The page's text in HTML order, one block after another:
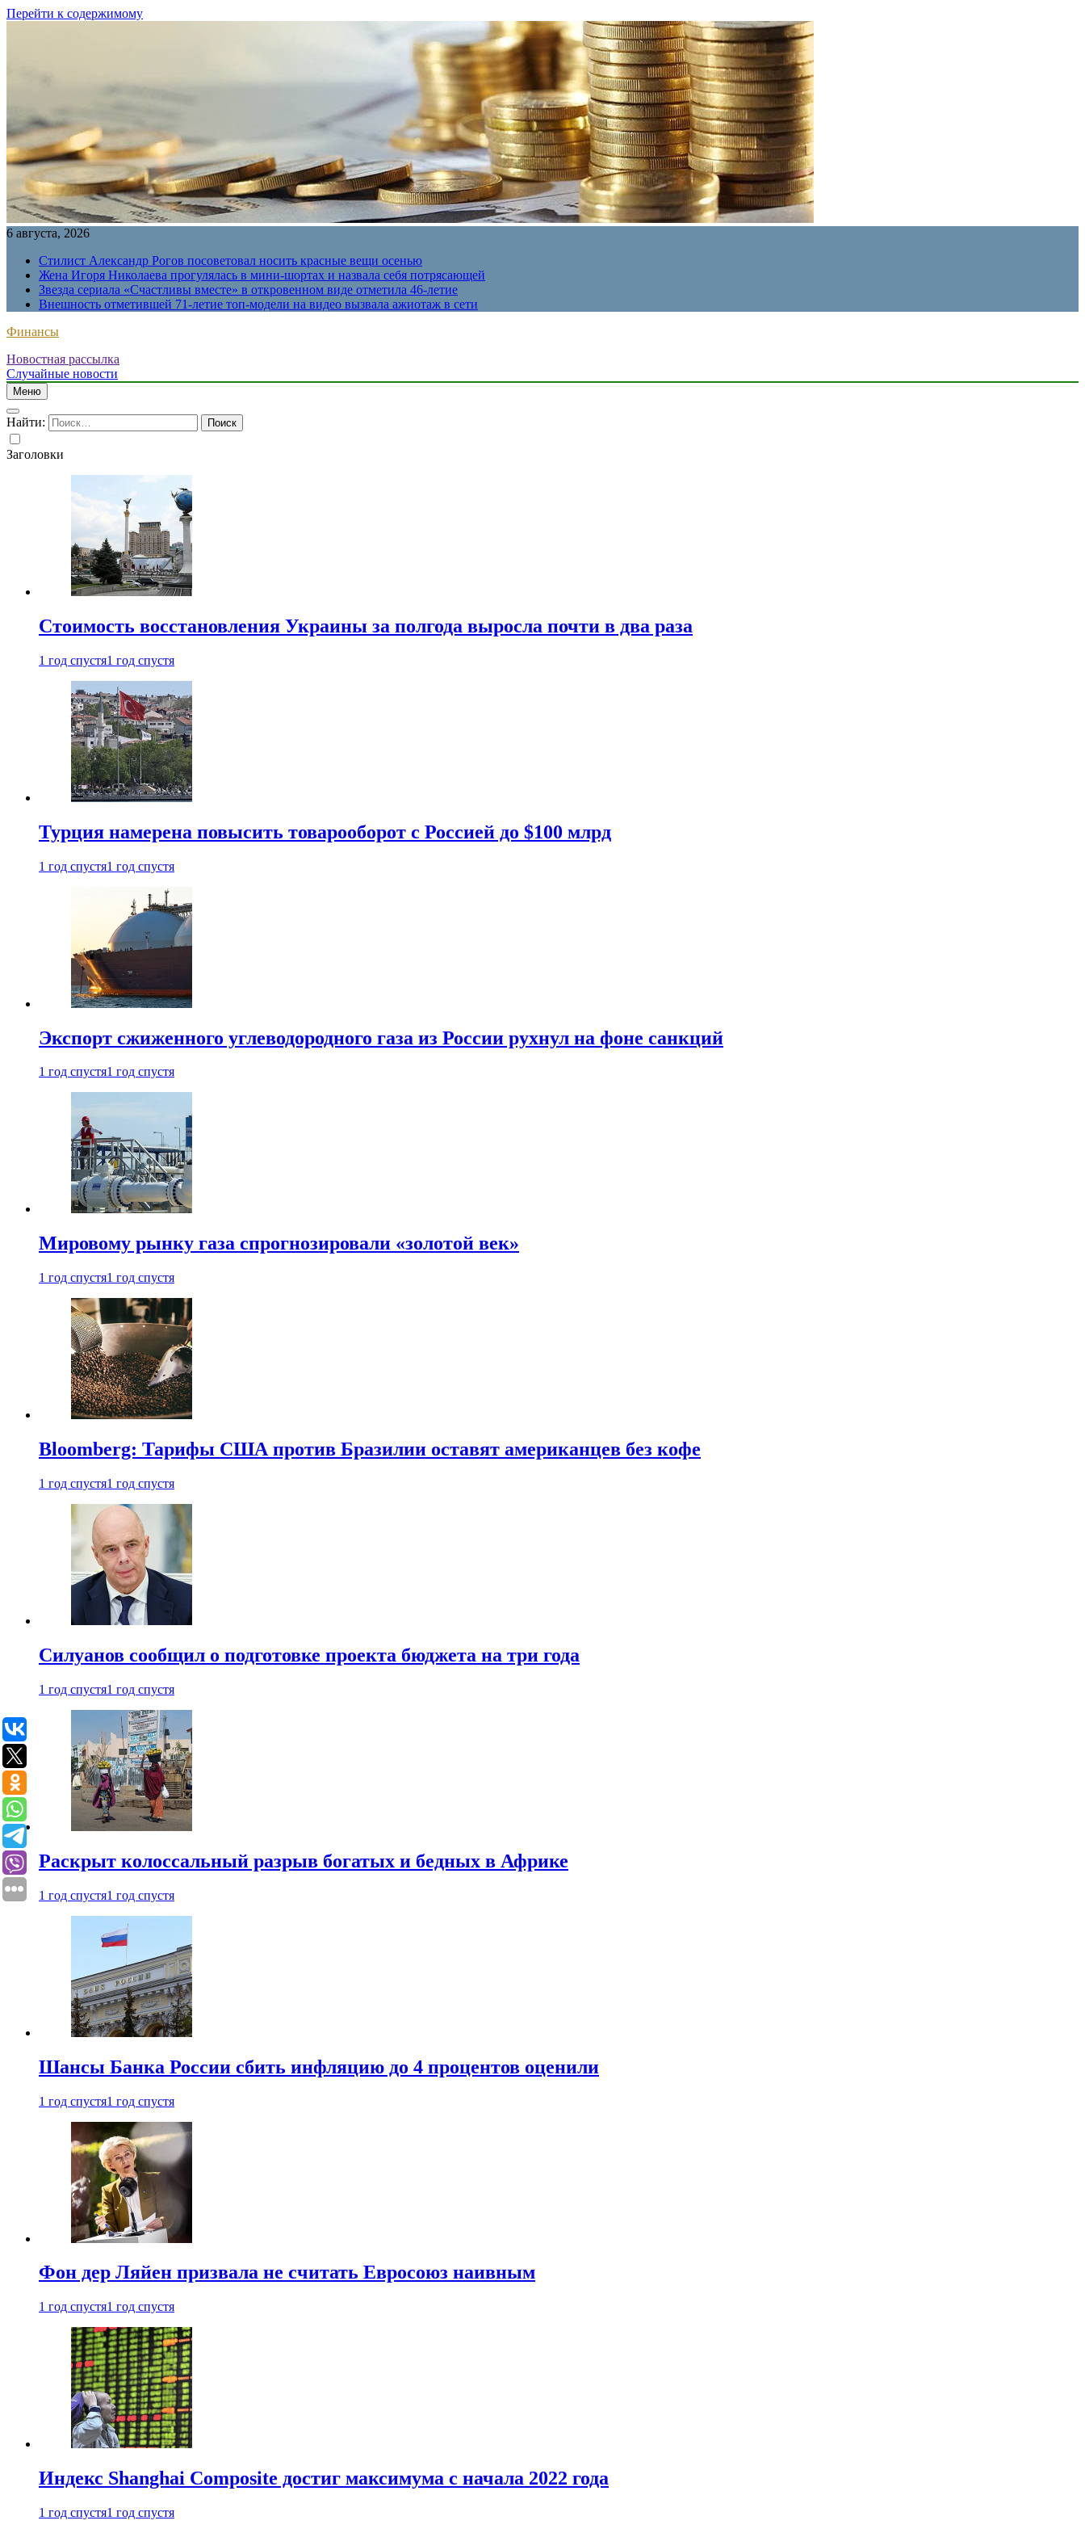
Перейти к содержимому
6 августа, 2026
Стилист Александр Рогов посоветовал носить красные вещи осенью
Жена Игоря Николаева прогулялась в мини-шортах и назвала себя потрясающей
Звезда сериала «Счастливы вместе» в откровенном виде отметила 46-летие
Внешность отметившей 71-летие топ-модели на видео вызвала ажиотаж в сети
Финансы
Новостная рассылка
Случайные новости
Меню
Найти:
Заголовки
Стоимость восстановления Украины за полгода выросла почти в два раза
1 год спустя1 год спустя
Турция намерена повысить товарооборот с Россией до $100 млрд
1 год спустя1 год спустя
Экспорт сжиженного углеводородного газа из России рухнул на фоне санкций
1 год спустя1 год спустя
Мировому рынку газа спрогнозировали «золотой век»
1 год спустя1 год спустя
Bloomberg: Тарифы США против Бразилии оставят американцев без кофе
1 год спустя1 год спустя
Силуанов сообщил о подготовке проекта бюджета на три года
1 год спустя1 год спустя
Раскрыт колоссальный разрыв богатых и бедных в Африке
1 год спустя1 год спустя
Шансы Банка России сбить инфляцию до 4 процентов оценили
1 год спустя1 год спустя
Фон дер Ляйен призвала не считать Евросоюз наивным
1 год спустя1 год спустя
Индекс Shanghai Composite достиг максимума с начала 2022 года
1 год спустя1 год спустя